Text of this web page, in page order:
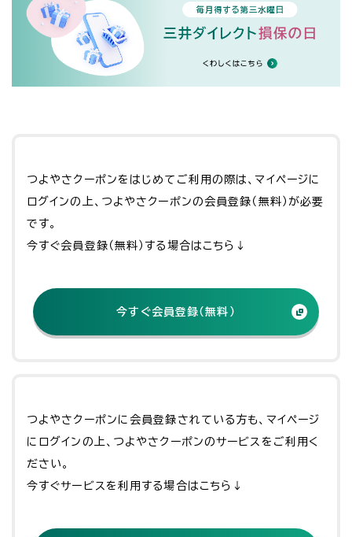
つよやさクーポンをはじめてご利用の際は、マイページに
ログインの上、つよやさクーポンの会員登録（無料）が必要
です。
今すぐ会員登録（無料）する場合はこちら↓
今すぐ会員登録（無料）
つよやさクーポンに会員登録されている方も、マイページ
にログインの上、つよやさクーポンのサービスをご利用く
ださい。
今すぐサービスを利用する場合はこちら↓